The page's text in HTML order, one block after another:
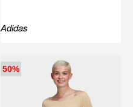
Adidas
50%